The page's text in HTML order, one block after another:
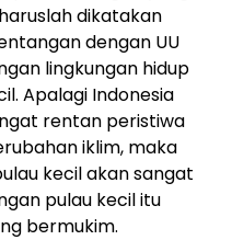
dikatakan
dengan UU
lingkungan hidup
Apalagi Indonesia
rentan peristiwa
iklim, maka
kecil akan sangat
pulau kecil itu
bermukim.